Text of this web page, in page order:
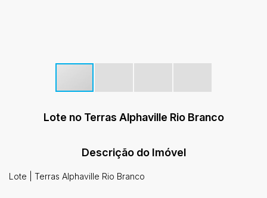
Lote no Terras Alphaville Rio Branco
Descrição do Imóvel
Lote | Terras Alphaville Rio Branco